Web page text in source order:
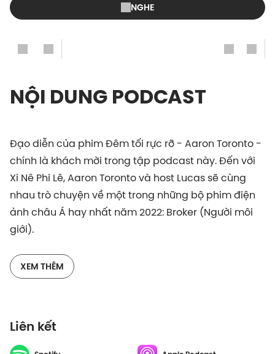
NGHE
NỘI DUNG PODCAST
Đạo diễn của phimĐêm tối rực rỡ - Aaron Toronto -
chính là khách mời trong tập podcast này. Đến với
Xi Nê Phi Lê, Aaron Toronto và host Lucas sẽ cùng
nhau trò chuyện về một trong những bộ phim điện
ảnh châu Á hay nhất năm 2022: Broker (Người môi
giới).
Broker là bộ phim được chỉ đạo sản xuất bởi đạo
diễn lừng danh người Nhật Hirokazu Kore-eda, hợp
được tràng vỗ tay tán thưởng dài tận 12 phút và
giúp Song Kang Ho lần đầu dành được giải Nam
XEM THÊM
Liên kết